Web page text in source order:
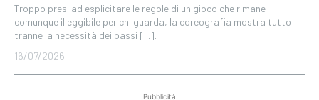
Troppo presi ad esplicitare le regole di un gioco che rimane
comunque illeggibile per chi guarda, la coreografia mostra tutto
tranne la necessità dei passi [...].
16/07/2026
Pubblicità